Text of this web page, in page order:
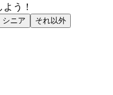
う！
シニア
それ以外